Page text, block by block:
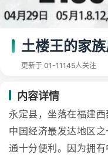
土楼王的家
更新于 01-11145人关注
内容详情
永定县，坐落在福建
中国经济最发达地区
通十分便利。因为拥